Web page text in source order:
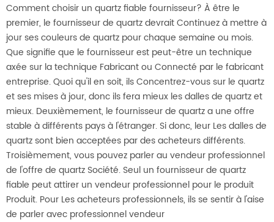
Comment choisir un quartz fiable fournisseur? À être le
premier, le fournisseur de quartz devrait Continuez à mettre à
jour ses couleurs de quartz pour chaque semaine ou mois.
Que signifie que le fournisseur est peut-être un technique
axée sur la technique Fabricant ou Connecté par le fabricant
entreprise. Quoi qu'il en soit, ils Concentrez-vous sur le quartz
et ses mises à jour, donc ils fera mieux les dalles de quartz et
mieux. Deuxièmement, le fournisseur de quartz a une offre
stable à différents pays à l'étranger. Si donc, leur Les dalles de
quartz sont bien acceptées par des acheteurs différents.
Troisièmement, vous pouvez parler au vendeur professionnel
de l'offre de quartz Société. Seul un fournisseur de quartz
fiable peut attirer un vendeur professionnel pour le produit
Produit. Pour Les acheteurs professionnels, ils se sentir à l'aise
de parler avec professionnel vendeur